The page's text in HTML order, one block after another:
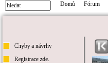
Domů Fórum
Chyby a návrhy
Registrace zde.